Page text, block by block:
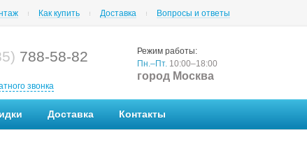
Как купить Доставка Вопросы и ответы
788-58-82
звонка
Режим работы:
Пн.–Пт. 10:00–18:00
город Москва
Доставка Контакты